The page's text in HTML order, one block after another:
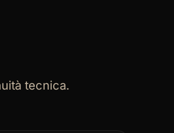
tecnica.